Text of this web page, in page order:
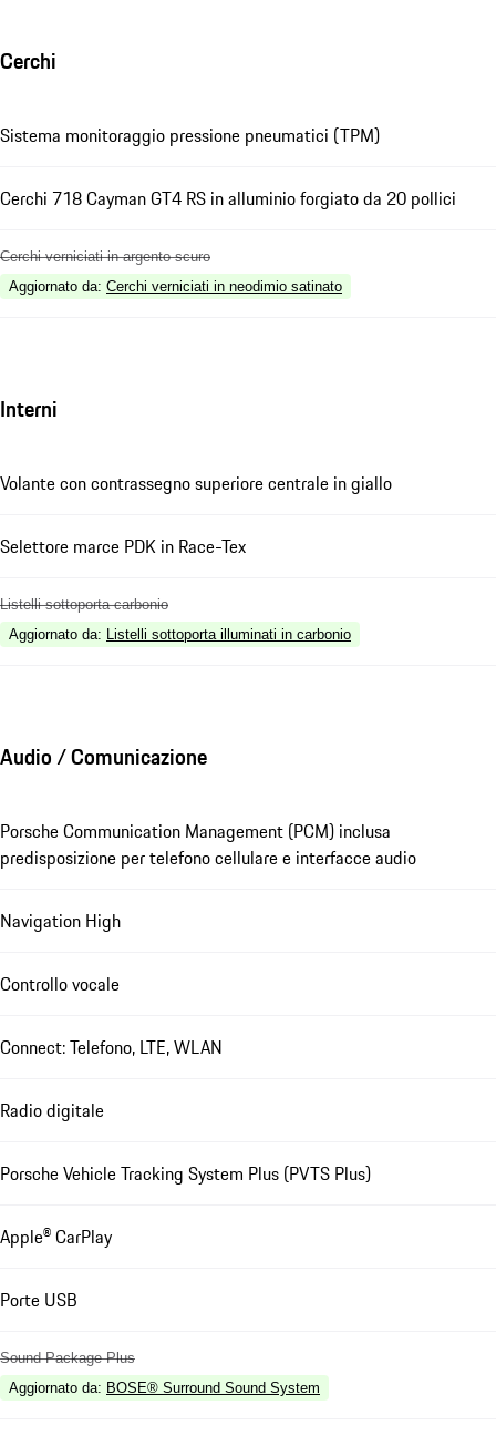
Cerchi
Sistema monitoraggio pressione pneumatici (TPM)
Cerchi 718 Cayman GT4 RS in alluminio forgiato da 20 pollici
Cerchi verniciati in argento scuro
Aggiornato da: Cerchi verniciati in neodimio satinato
Interni
Volante con contrassegno superiore centrale in giallo
Selettore marce PDK in Race-Tex
Listelli sottoporta carbonio
Aggiornato da: Listelli sottoporta illuminati in carbonio
Audio / Comunicazione
Porsche Communication Management (PCM) inclusa
predisposizione per telefono cellulare e interfacce audio
Navigation High
Controllo vocale
Connect: Telefono, LTE, WLAN
Radio digitale
Porsche Vehicle Tracking System Plus (PVTS Plus)
Apple® CarPlay
Porte USB
Sound Package Plus
Aggiornato da: BOSE® Surround Sound System